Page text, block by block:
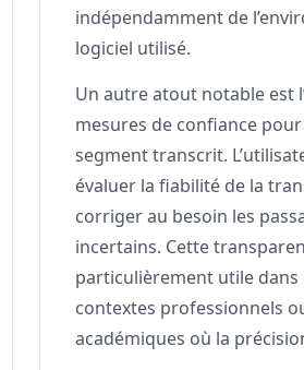
indépendamment de
logiciel utilisé.
Un autre atout notable est
mesures de confiance
segment transcrit.
évaluer la fiabilité de la
corriger au besoin les
incertains. Cette
particulièrement utile dans
contextes professionnels
académiques où la